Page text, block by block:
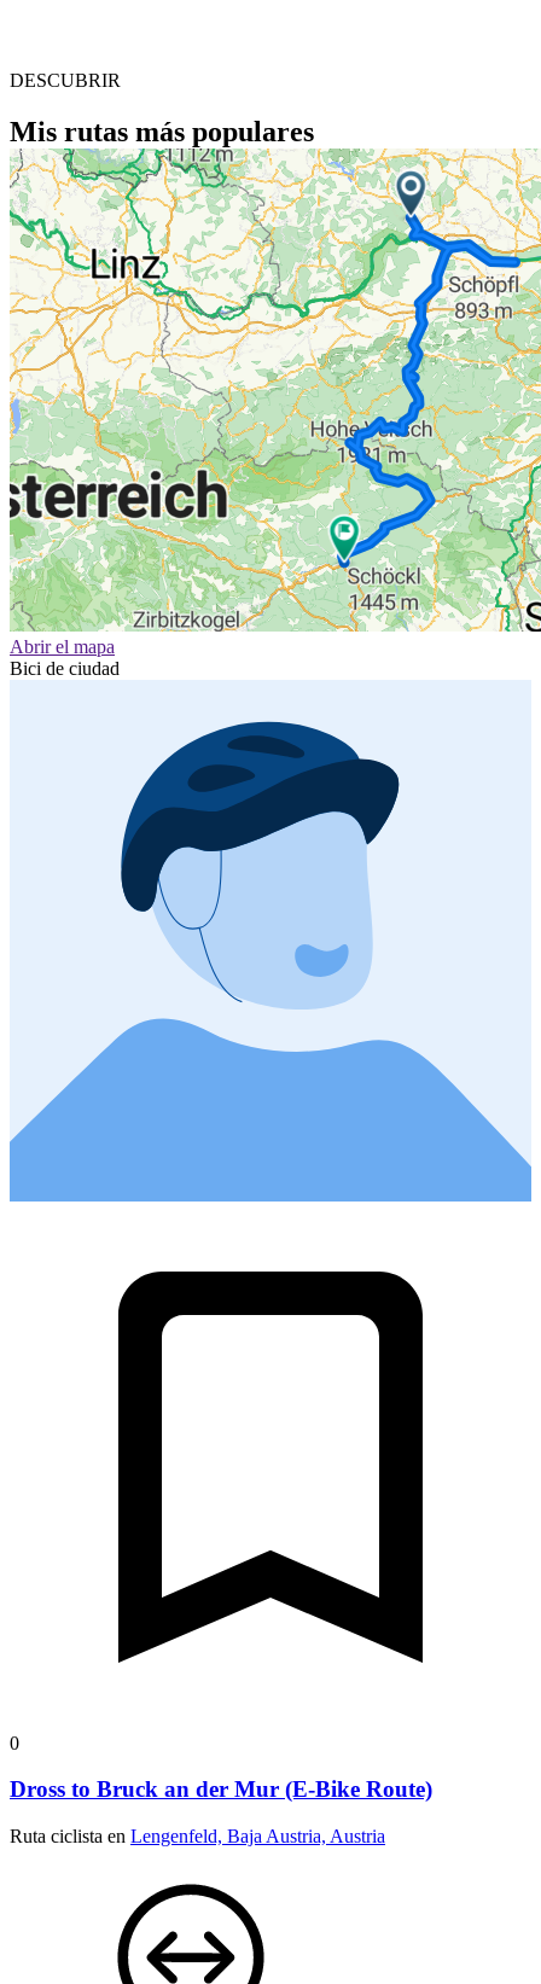
DESCUBRIR
Mis rutas más populares
Abrir el mapa
Bici de ciudad
0
Dross to Bruck an der Mur (E-Bike Route)
Ruta ciclista en Lengenfeld, Baja Austria, Austria